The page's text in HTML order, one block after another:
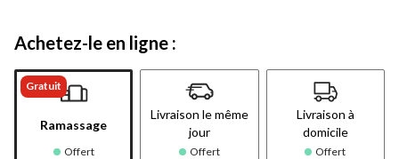
Achetez-le en ligne :
Gratuit
Ramassage
Offert
Livraison le même
jour
Offert
Livraison à
domicile
Offert